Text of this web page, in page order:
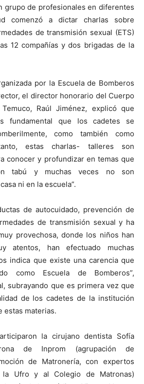
grupo de profesionales en diferentes
comenzó a dictar charlas sobre
de transmisión sexual (ETS)
12 compañías y dos brigadas de la
por la Escuela de Bomberos
el director honorario del Cuerpo
Raúl Jiménez, explicó que
fundamental que los cadetes se
como también como
estas charlas- talleres son
conocer y profundizar en temas que
tabú y muchas veces no son
ni en la escuela”.
de autocuidado, prevención de
de transmisión sexual y ha
provechosa, donde los niños han
atentos, han efectuado muchas
indica que existe una carencia que
como Escuela de Bomberos”,
subrayando que es primera vez que
de los cadetes de la institución
estas materias.
la cirujano dentista Sofía
de Inprom (agrupación de
de Matronería, con expertos
la Ufro y al Colegio de Matronas)